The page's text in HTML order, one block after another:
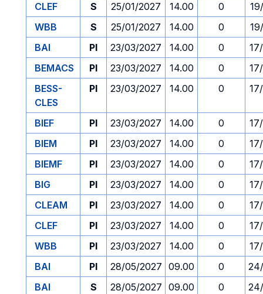
CLEF
S 25/01/2027 14.00 0
WBB
S 25/01/2027 14.00 0
BAI
PI 23/03/2027 14.00 0
BEMACS
PI 23/03/2027 14.00 0
BESS-
CLES
PI 23/03/2027 14.00 0
BIEF PI 23/03/2027 14.00 0
BIEM
PI 23/03/2027 14.00 0
BIEMF
PI 23/03/2027 14.00 0
BIG
PI 23/03/2027 14.00 0
CLEAM
PI 23/03/2027 14.00 0
CLEF
PI 23/03/2027 14.00 0
WBB
PI 23/03/2027 14.00 0
BAI
PI 28/05/2027 09.00 0
BAI
S 28/05/2027 09.00 0